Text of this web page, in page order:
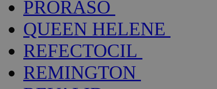
PRORASO
QUEEN HELENE
REFECTOCIL
REMINGTON